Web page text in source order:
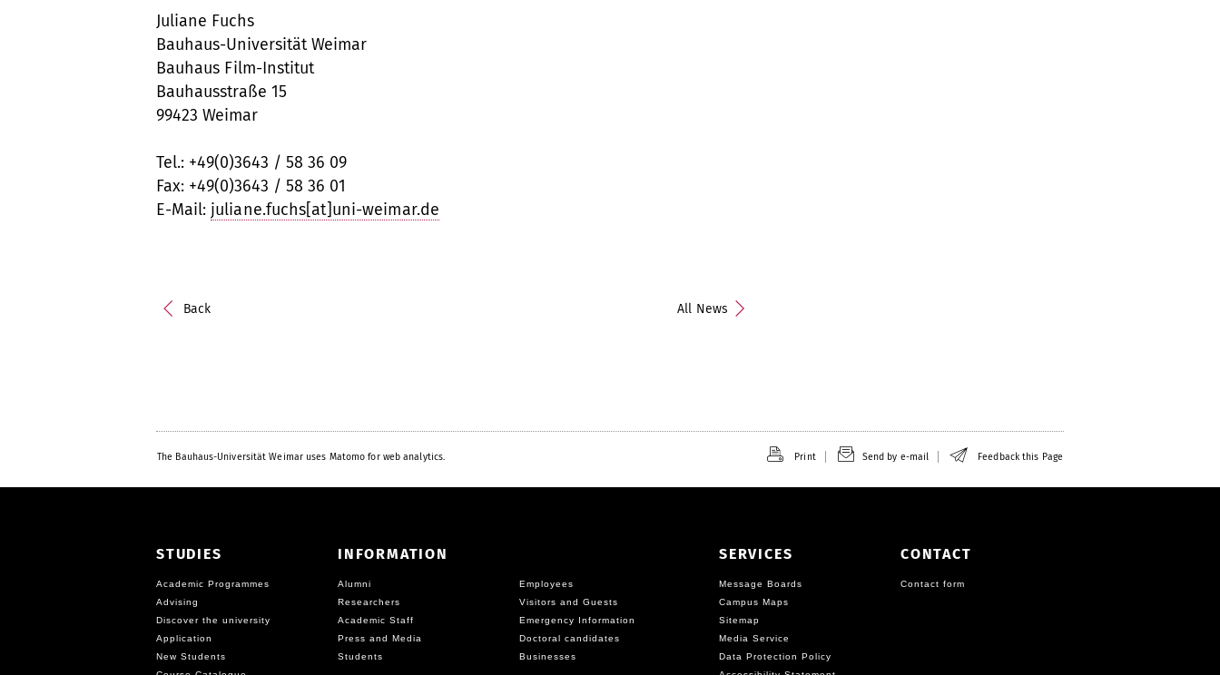
Juliane Fuchs
Bauhaus-Universität Weimar
Bauhaus Film-Institut
Bauhausstraße 15
99423 Weimar
Tel.: +49(0)3643 / 58 36 09
Fax: +49(0)3643 / 58 36 01
E-Mail: juliane.fuchs[at]uni-weimar.de
Back All News
The Bauhaus-Universität Weimar uses Matomo for web analytics. Print Send by e-mail Feedback this Page
STUDIES
Academic Programmes
Advising
Discover the university
Application
New Students
INFORMATION
Alumni
Employees
Researchers
Visitors and Guests
Academic Staff
Emergency Information
Press and Media
Doctoral candidates
Students
Businesses
SERVICES
Message Boards
Campus Maps
Sitemap
Media Service
Data Protection Policy
CONTACT
Contact form